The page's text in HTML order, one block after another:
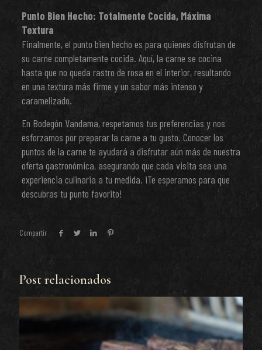
Punto Bien Hecho: Totalmente Cocida, Máxima
Textura
Finalmente, el punto bien hecho es para quienes disfrutan de
su carne completamente cocida. Aquí, la carne se cocina
hasta que no queda rastro de rosa en el interior, resultando
en una textura más firme y un sabor más intenso y
caramelizado.
En Bodegón Vandama, respetamos tus preferencias y nos
esforzamos por preparar la carne a tu gusto. Conocer los
puntos de la carne te ayudará a disfrutar aún más de nuestra
oferta gastronómica, asegurando que cada visita sea una
experiencia culinaria a tu medida. ¡Te esperamos para que
descubras tu punto favorito!
Compartir
Post relacionados